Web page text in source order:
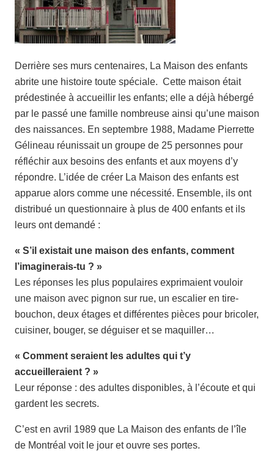
Derrière ses murs centenaires, La Maison des enfants
abrite une histoire toute spéciale. Cette maison était
prédestinée à accueillir les enfants; elle a déjà hébergé
par le passé une famille nombreuse ainsi qu’une maison
des naissances. En septembre 1988, Madame Pierrette
Gélineau réunissait un groupe de 25 personnes pour
réfléchir aux besoins des enfants et aux moyens d’y
répondre. L’idée de créer La Maison des enfants est
apparue alors comme une nécessité. Ensemble, ils ont
distribué un questionnaire à plus de 400 enfants et ils
leurs ont demandé :
« S’il existait une maison des enfants, comment
l’imaginerais-tu ? »
Les réponses les plus populaires exprimaient vouloir
une maison avec pignon sur rue, un escalier en tire-
bouchon, deux étages et différentes pièces pour bricoler,
cuisiner, bouger, se déguiser et se maquiller…
« Comment seraient les adultes qui t’y
accueilleraient ? »
Leur réponse : des adultes disponibles, à l’écoute et qui
gardent les secrets.
C’est en avril 1989 que La Maison des enfants de l’île
de Montréal voit le jour et ouvre ses portes.